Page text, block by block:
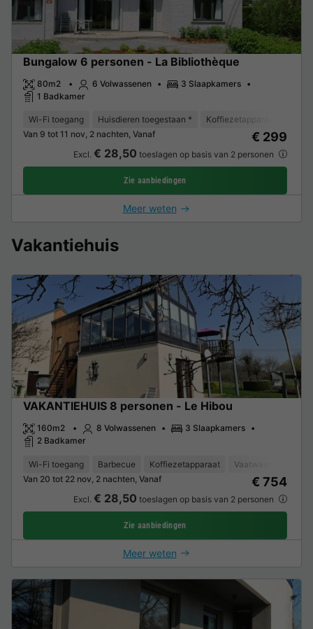
Bungalow 6 personen - La Bibliothèque
80m2 6 Volwassenen
3 Slaapkamers
1 Badkamer
Wi-Fi toegang Huisdieren toegestaan * Koffiezetapparaat
Van 9 tot 11 nov, 2 nachten, Vanaf
€ 299
Excl. € 28,50 toeslagen op basis van 2 personen
Zie aanbiedingen
Meer weten
Vakantiehuis
VAKANTIEHUIS 8 personen - Le Hibou
160m2 8 Volwassenen
3 Slaapkamers
2 Badkamer
Wi-Fi toegang Barbecue Koffiezetapparaat Vaatwasser
Van 20 tot 22 nov, 2 nachten, Vanaf
€ 754
Excl. € 28,50 toeslagen op basis van 2 personen
Zie aanbiedingen
Meer weten